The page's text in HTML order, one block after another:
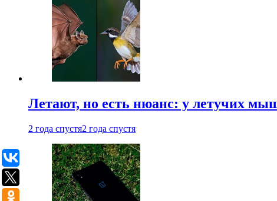
Летают, но есть нюанс: у летучих
2 года спустя2 года спустя